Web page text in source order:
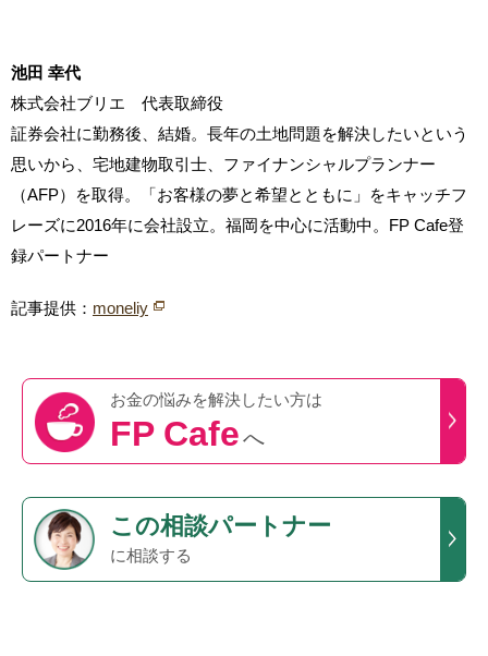
池田 幸代
株式会社ブリエ 代表取締役
証券会社に勤務後、結婚。長年の土地問題を解決したいという
思いから、宅地建物取引士、ファイナンシャルプランナー
（AFP）を取得。「お客様の夢と希望とともに」をキャッチフ
レーズに2016年に会社設立。福岡を中心に活動中。FP Cafe登
録パートナー
記事提供： moneliy
お金の悩みを解決したい方は
FP Cafeへ
この相談パートナー
に相談する